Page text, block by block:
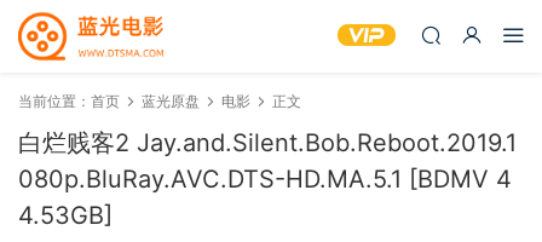
当前位置： 首页 蓝光原盘 电影 正文
白烂贱客2 Jay.and.Silent.Bob.Reboot.2019.1
080p.BluRay.AVC.DTS-HD.MA.5.1 [BDMV 4
4.53GB]